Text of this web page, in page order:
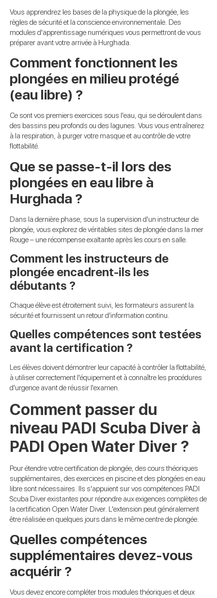
Vous apprendrez les bases de la physique de la plongée, les
règles de sécurité et la conscience environnementale. Des
modules d'apprentissage numériques vous permettront de vous
préparer avant votre arrivée à Hurghada.
Comment fonctionnent les
plongées en milieu protégé
(eau libre) ?
Ce sont vos premiers exercices sous l'eau, qui se déroulent dans
des bassins peu profonds ou des lagunes. Vous vous entraînerez
à la respiration, à purger votre masque et au contrôle de votre
flottabilité.
Que se passe-t-il lors des
plongées en eau libre à
Hurghada ?
Dans la dernière phase, sous la supervision d'un instructeur de
plongée, vous explorez de véritables sites de plongée dans la mer
Rouge – une récompense exaltante après les cours en salle.
Comment les instructeurs de
plongée encadrent-ils les
débutants ?
Chaque élève est étroitement suivi, les formateurs assurent la
sécurité et fournissent un retour d'information continu.
Quelles compétences sont testées
avant la certification ?
Les élèves doivent démontrer leur capacité à contrôler la flottabilité,
à utiliser correctement l'équipement et à connaître les procédures
d'urgence avant de réussir l'examen.
Comment passer du
niveau PADI Scuba Diver à
PADI Open Water Diver ?
Pour étendre votre certification de plongée, des cours théoriques
supplémentaires, des exercices en piscine et des plongées en eau
libre sont nécessaires. Ils s'appuient sur vos compétences PADI
Scuba Diver existantes pour répondre aux exigences complètes de
la certification Open Water Diver. L'extension peut généralement
être réalisée en quelques jours dans le même centre de plongée.
Quelles compétences
supplémentaires devez-vous
acquérir ?
Vous devez encore compléter trois modules théoriques et deux